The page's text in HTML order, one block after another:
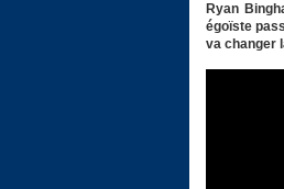
Ryan
égoïste
va changer